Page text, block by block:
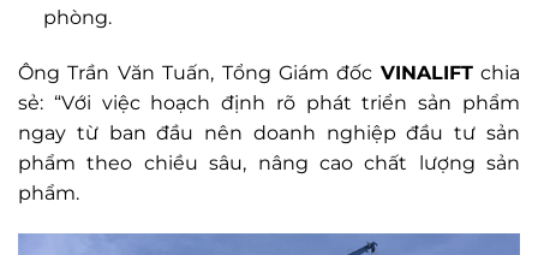
phòng.
Ông Trần Văn Tuấn, Tổng Giám đốc VINALIFTchia
sẻ: “Với việc hoạch định rõ phát triển sản phẩm
ngay từ ban đầu nên doanh nghiệp đầu tư sản
phẩm theo chiều sâu, nâng cao chất lượng sản
phẩm.